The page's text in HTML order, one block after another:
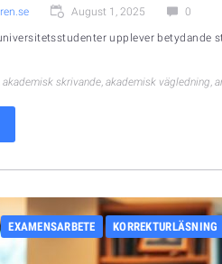
August 1, 2025 0
upplever
akademisk skrivande, akademisk vägledning,
EXAMENSARBETE KORREKTURLÄSNING